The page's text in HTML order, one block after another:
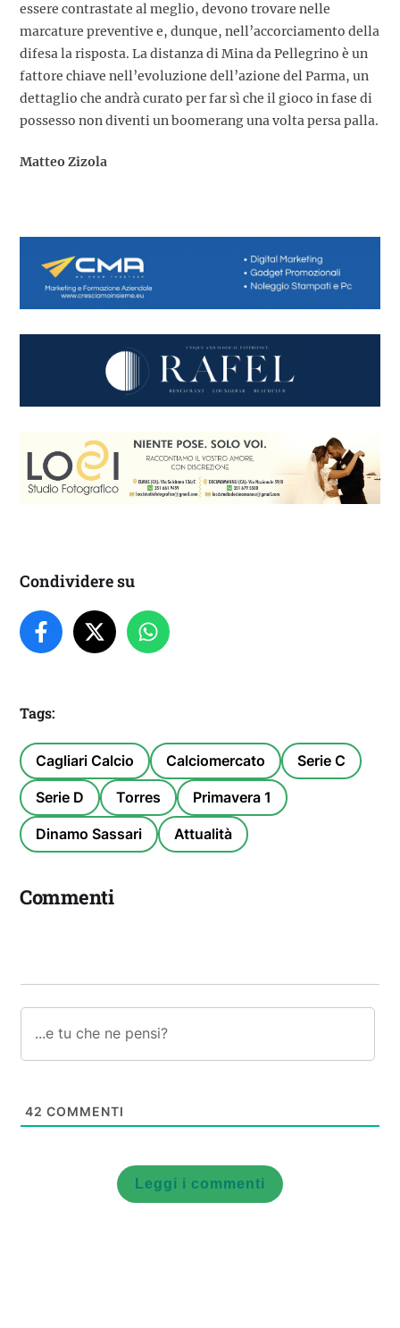
essere contrastate al meglio, devono trovare nelle
marcature preventive e, dunque, nell’accorciamento della
difesa la risposta. La distanza di Mina da Pellegrino è un
fattore chiave nell’evoluzione dell’azione del Parma, un
dettaglio che andrà curato per far sì che il gioco in fase di
possesso non diventi un boomerang una volta persa palla.
Matteo Zizola
Condividere su
Tags:
Cagliari Calcio Calciomercato Serie C
Serie D Torres Primavera 1
Dinamo Sassari Attualità
Commenti
42 COMMENTI
Leggi i commenti